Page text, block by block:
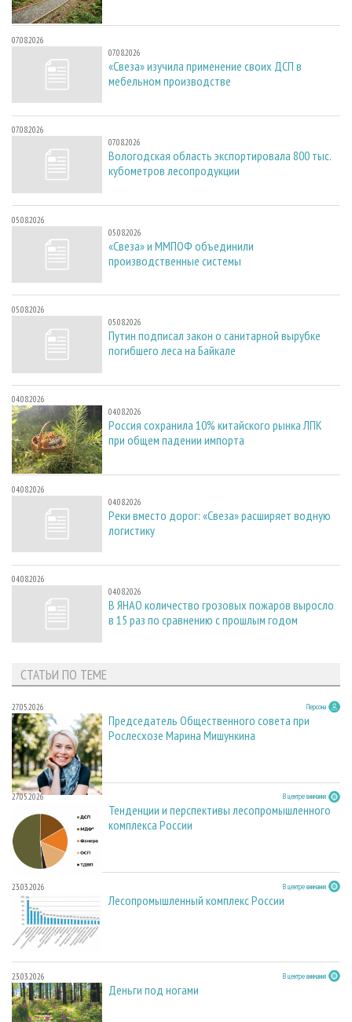
07.08.2026
07.08.2026
«Свеза» изучила применение своих ДСП в
мебельном производстве
07.08.2026
07.08.2026
Вологодская область экспортировала 800 тыс.
кубометров лесопродукции
05.08.2026
05.08.2026
«Свеза» и ММПОФ объединили
производственные системы
05.08.2026
05.08.2026
Путин подписал закон о санитарной вырубке
погибшего леса на Байкале
04.08.2026
04.08.2026
Россия сохранила 10% китайского рынка ЛПК
при общем падении импорта
04.08.2026
04.08.2026
Реки вместо дорог: «Свеза» расширяет водную
логистику
04.08.2026
04.08.2026
В ЯНАО количество грозовых пожаров выросло
в 15 раз по сравнению с прошлым годом
СТАТЬИ ПО ТЕМЕ
27.05.2026 Персона
Председатель Общественного совета при
Рослесхозе Марина Мишункина
27.05.2026 В центре внимания
Тенденции и перспективы лесопромышленного
комплекса России
23.03.2026 В центре внимания
Лесопромышленный комплекс России
23.03.2026 В центре внимания
Деньги под ногами